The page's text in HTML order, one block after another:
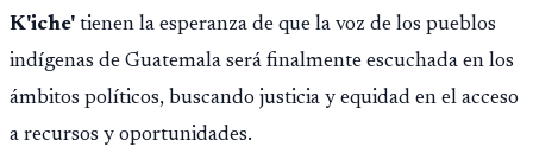
K'iche' tienen la esperanza de que la voz de los pueblos
indígenas de Guatemala será finalmente escuchada en los
ámbitos políticos, buscando justicia y equidad en el acceso
a recursos y oportunidades.